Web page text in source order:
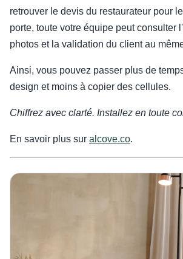
retrouver le devis du restaurateur pour
porte, toute votre équipe peut consulter
photos et la validation du client au
Ainsi, vous pouvez passer plus de
design et moins à copier des cellules.
Chiffrez avec clarté. Installez en toute
En savoir plus sur alcove.co.